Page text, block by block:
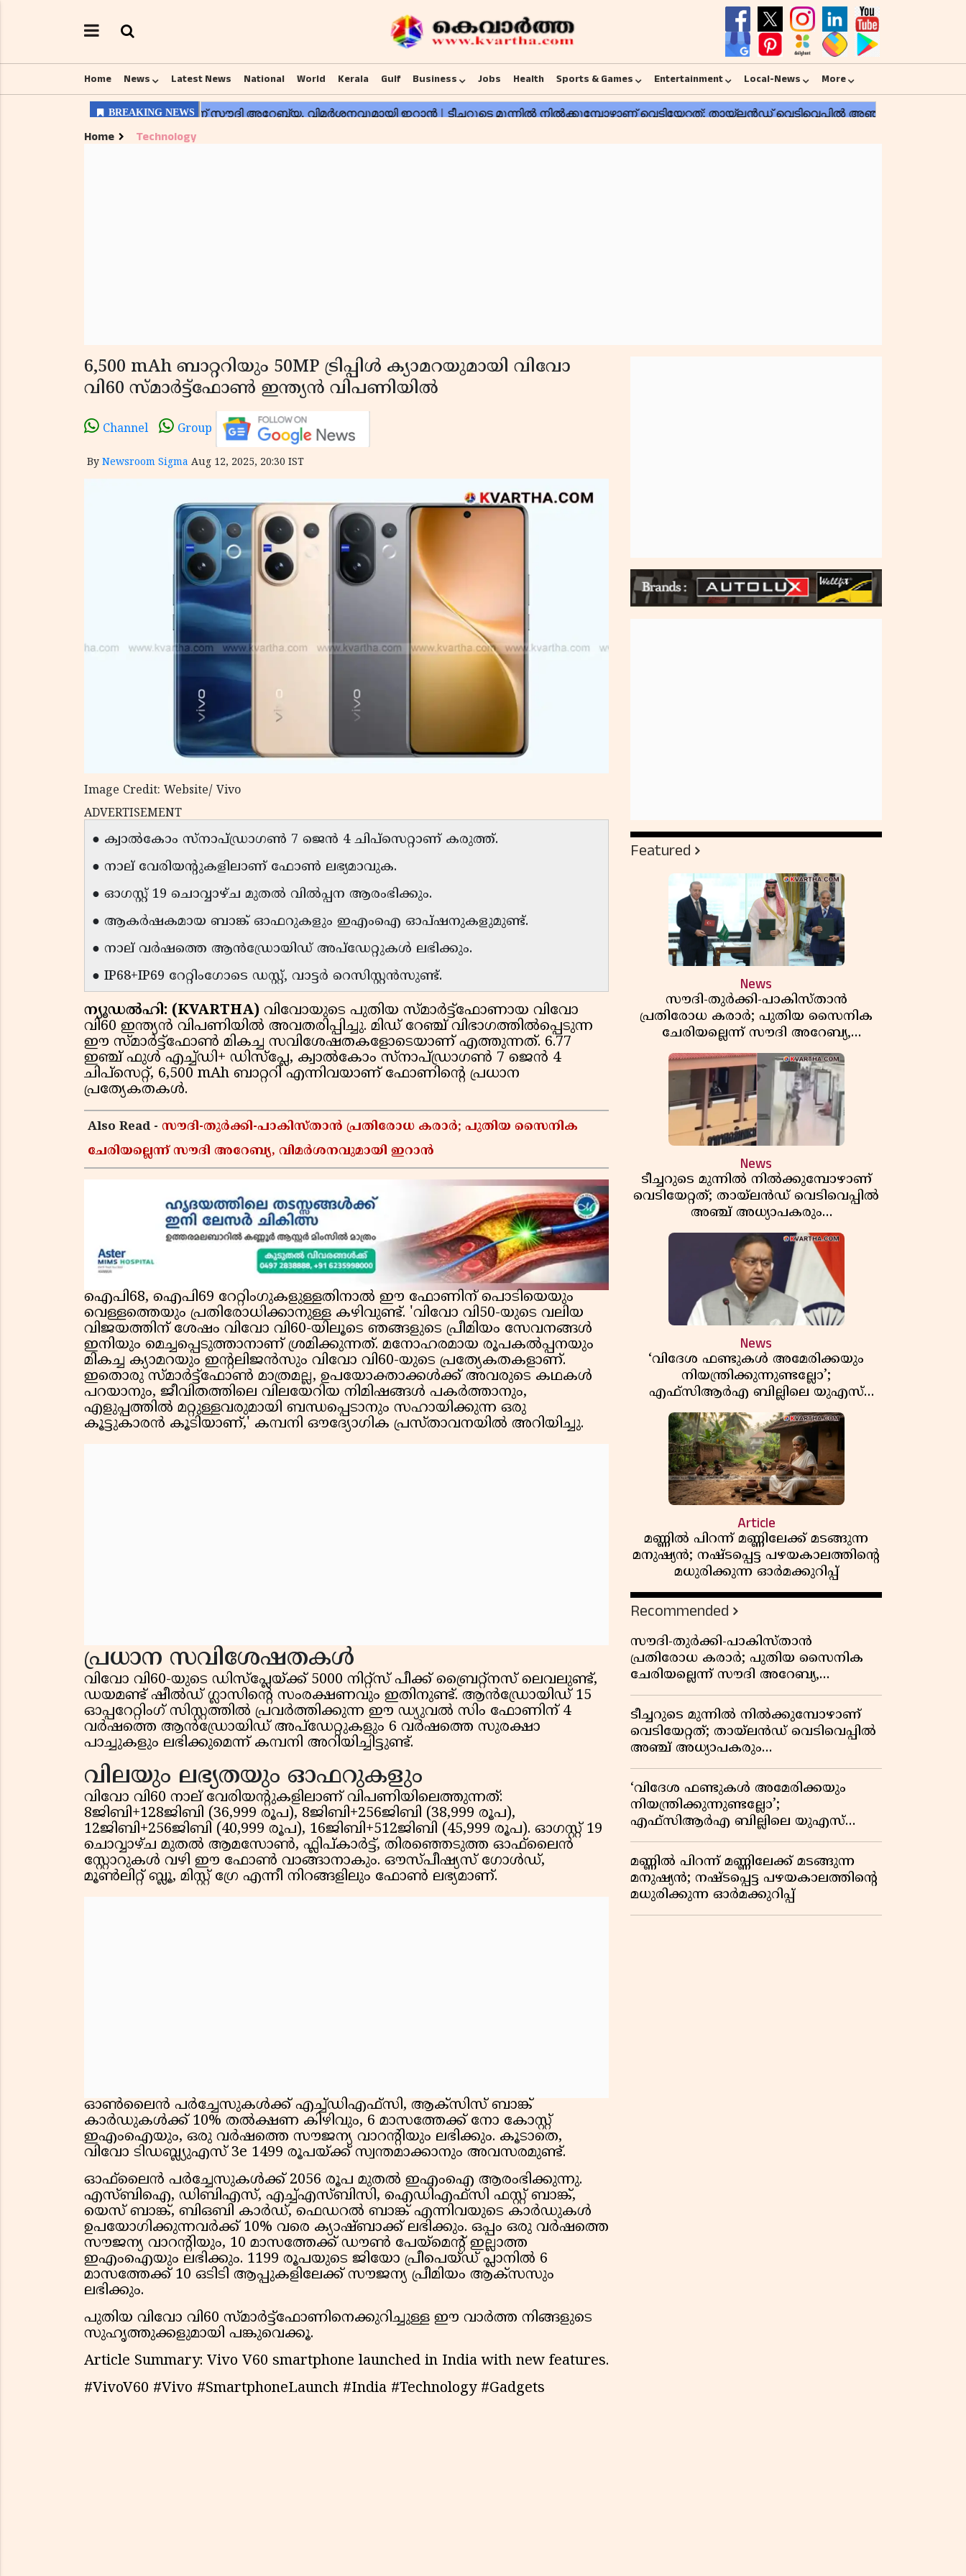
Home News Latest News National World Kerala Gulf Business Jobs Health Sports & Games Entertainment Local-News More
Home Technology
6,500 mAh ബാറ്ററിയും 50MP ട്രിപ്പിൾ ക്യാമറയുമായി വിവോ
വി60 സ്മാർട്ട്ഫോൺ ഇന്ത്യൻ വിപണിയിൽ
Channel Group
By Newsroom Sigma Aug 12, 2025, 20:30 IST
Image Credit: Website/ Vivo
ADVERTISEMENT
● ക്വാൽകോം സ്നാപ്ഡ്രാഗൺ 7 ജെൻ 4 ചിപ്‌സെറ്റാണ് കരുത്ത്.
● നാല് വേരിയന്റുകളിലാണ് ഫോൺ ലഭ്യമാവുക.
● ഓഗസ്റ്റ് 19 ചൊവ്വാഴ്ച മുതൽ വിൽപ്പന ആരംഭിക്കും.
● ആകർഷകമായ ബാങ്ക് ഓഫറുകളും ഇഎംഐ ഓപ്ഷനുകളുമുണ്ട്.
● നാല് വർഷത്തെ ആൻഡ്രോയിഡ് അപ്ഡേറ്റുകൾ ലഭിക്കും.
● IP68+IP69 റേറ്റിംഗോടെ ഡസ്റ്റ്, വാട്ടർ റെസിസ്റ്റൻസുണ്ട്.
ന്യൂഡൽഹി: (KVARTHA) വിവോയുടെ പുതിയ സ്മാർട്ട്ഫോണായ വിവോ
വി60 ഇന്ത്യൻ വിപണിയിൽ അവതരിപ്പിച്ചു. മിഡ് റേഞ്ച് വിഭാഗത്തിൽപ്പെടുന്ന
ഈ സ്മാർട്ട്ഫോൺ മികച്ച സവിശേഷതകളോടെയാണ് എത്തുന്നത്. 6.77
ഇഞ്ച് ഫുൾ എച്ച്ഡി+ ഡിസ്പ്ലേ, ക്വാൽകോം സ്നാപ്ഡ്രാഗൺ 7 ജെൻ 4
ചിപ്‌സെറ്റ്, 6,500 mAh ബാറ്ററി എന്നിവയാണ് ഫോണിന്റെ പ്രധാന
പ്രത്യേകതകൾ.
Also Read - സൗദി-തുർക്കി-പാകിസ്താൻ പ്രതിരോധ കരാർ; പുതിയ സൈനിക
ചേരിയല്ലെന്ന് സൗദി അറേബ്യ, വിമർശനവുമായി ഇറാൻ
ഐപി68, ഐപി69 റേറ്റിംഗുകളുള്ളതിനാൽ ഈ ഫോണിന് പൊടിയെയും
വെള്ളത്തെയും പ്രതിരോധിക്കാനുള്ള കഴിവുണ്ട്. 'വിവോ വി50-യുടെ വലിയ
വിജയത്തിന് ശേഷം വിവോ വി60-യിലൂടെ ഞങ്ങളുടെ പ്രീമിയം സേവനങ്ങൾ
ഇനിയും മെച്ചപ്പെടുത്താനാണ് ശ്രമിക്കുന്നത്. മനോഹരമായ രൂപകൽപ്പനയും
മികച്ച ക്യാമറയും ഇന്റലിജൻസും വിവോ വി60-യുടെ പ്രത്യേകതകളാണ്.
ഇതൊരു സ്മാർട്ട്‌ഫോൺ മാത്രമല്ല, ഉപയോക്താക്കൾക്ക് അവരുടെ കഥകൾ
പറയാനും, ജീവിതത്തിലെ വിലയേറിയ നിമിഷങ്ങൾ പകർത്താനും,
എളുപ്പത്തിൽ മറ്റുള്ളവരുമായി ബന്ധപ്പെടാനും സഹായിക്കുന്ന ഒരു
കൂട്ടുകാരൻ കൂടിയാണ്,' കമ്പനി ഔദ്യോഗിക പ്രസ്താവനയിൽ അറിയിച്ചു.
പ്രധാന സവിശേഷതകൾ
വിവോ വി60-യുടെ ഡിസ്പ്ലേയ്ക്ക് 5000 നിറ്റ്സ് പീക്ക് ബ്രൈറ്റ്നസ് ലെവലുണ്ട്,
ഡയമണ്ട് ഷീൽഡ് ഗ്ലാസിൻ്റെ സംരക്ഷണവും ഇതിനുണ്ട്. ആൻഡ്രോയിഡ് 15
ഓപ്പറേറ്റിംഗ് സിസ്റ്റത്തിൽ പ്രവർത്തിക്കുന്ന ഈ ഡ്യുവൽ സിം ഫോണിന് 4
വർഷത്തെ ആൻഡ്രോയിഡ് അപ്ഡേറ്റുകളും 6 വർഷത്തെ സുരക്ഷാ
പാച്ചുകളും ലഭിക്കുമെന്ന് കമ്പനി അറിയിച്ചിട്ടുണ്ട്.
വിലയും ലഭ്യതയും ഓഫറുകളും
വിവോ വി60 നാല് വേരിയന്റുകളിലാണ് വിപണിയിലെത്തുന്നത്:
8ജിബി+128ജിബി (36,999 രൂപ), 8ജിബി+256ജിബി (38,999 രൂപ),
12ജിബി+256ജിബി (40,999 രൂപ), 16ജിബി+512ജിബി (45,999 രൂപ). ഓഗസ്റ്റ് 19
ചൊവ്വാഴ്ച മുതൽ ആമസോൺ, ഫ്ലിപ്കാർട്ട്, തിരഞ്ഞെടുത്ത ഓഫ്‌ലൈൻ
സ്റ്റോറുകൾ വഴി ഈ ഫോൺ വാങ്ങാനാകും. ഔസ്പീഷ്യസ് ഗോൾഡ്,
മൂൺലിറ്റ് ബ്ലൂ, മിസ്റ്റ് ഗ്രേ എന്നീ നിറങ്ങളിലും ഫോൺ ലഭ്യമാണ്.
ഓൺലൈൻ പർച്ചേസുകൾക്ക് എച്ച്ഡിഎഫ്സി, ആക്സിസ് ബാങ്ക്
കാർഡുകൾക്ക് 10% തൽക്ഷണ കിഴിവും, 6 മാസത്തേക്ക് നോ കോസ്റ്റ്
ഇഎംഐയും, ഒരു വർഷത്തെ സൗജന്യ വാറന്റിയും ലഭിക്കും. കൂടാതെ,
വിവോ ടിഡബ്ല്യുഎസ് 3e 1499 രൂപയ്ക്ക് സ്വന്തമാക്കാനും അവസരമുണ്ട്.
ഓഫ്‌ലൈൻ പർച്ചേസുകൾക്ക് 2056 രൂപ മുതൽ ഇഎംഐ ആരംഭിക്കുന്നു.
എസ്ബിഐ, ഡിബിഎസ്, എച്ച്എസ്ബിസി, ഐഡിഎഫ്സി ഫസ്റ്റ് ബാങ്ക്,
യെസ് ബാങ്ക്, ബിഒബി കാർഡ്, ഫെഡറൽ ബാങ്ക് എന്നിവയുടെ കാർഡുകൾ
ഉപയോഗിക്കുന്നവർക്ക് 10% വരെ ക്യാഷ്ബാക്ക് ലഭിക്കും. ഒപ്പം ഒരു വർഷത്തെ
സൗജന്യ വാറന്റിയും, 10 മാസത്തേക്ക് ഡൗൺ പേയ്മെന്റ് ഇല്ലാത്ത
ഇഎംഐയും ലഭിക്കും. 1199 രൂപയുടെ ജിയോ പ്രീപെയ്ഡ് പ്ലാനിൽ 6
മാസത്തേക്ക് 10 ഒടിടി ആപ്പുകളിലേക്ക് സൗജന്യ പ്രീമിയം ആക്സസും
ലഭിക്കും.
പുതിയ വിവോ വി60 സ്മാർട്ട്ഫോണിനെക്കുറിച്ചുള്ള ഈ വാർത്ത നിങ്ങളുടെ
സുഹൃത്തുക്കളുമായി പങ്കുവെക്കൂ.
Article Summary: Vivo V60 smartphone launched in India with new features.
#VivoV60 #Vivo #SmartphoneLaunch #India #Technology #Gadgets
Featured
News
സൗദി-തുർക്കി-പാകിസ്താൻ
പ്രതിരോധ കരാർ; പുതിയ സൈനിക
ചേരിയല്ലെന്ന് സൗദി അറേബ്യ,
വിമർശനവുമായി ഇറാൻ
News
ടീച്ചറുടെ മുന്നിൽ നിൽക്കുമ്പോഴാണ്
വെടിയേറ്റത്; തായ്‌ലൻഡ് വെടിവെപ്പിൽ
അഞ്ച് അധ്യാപകരും
മുത്തശ്ശീമുത്തശ്ശന്മാരും കൊല്ലപ്പെട്ടു,
മരണസംഖ്യ 7; ഞെട്ടിക്കുന്ന
വെളിപ്പെടുത്തലുകൾ
News
‘വിദേശ ഫണ്ടുകൾ അമേരിക്കയും
നിയന്ത്രിക്കുന്നുണ്ടല്ലോ’;
എഫ്സിആർഎ ബില്ലിലെ യുഎസ്
വിമർശനങ്ങൾക്ക് മറുപടിയുമായി ഇന്ത്യ
Article
മണ്ണിൽ പിറന്ന് മണ്ണിലേക്ക് മടങ്ങുന്ന
മനുഷ്യൻ; നഷ്ടപ്പെട്ട പഴയകാലത്തിൻ്റെ
മധുരിക്കുന്ന ഓർമക്കുറിപ്പ്
Recommended
സൗദി-തുർക്കി-പാകിസ്താൻ
പ്രതിരോധ കരാർ; പുതിയ സൈനിക
ചേരിയല്ലെന്ന് സൗദി അറേബ്യ,
വിമർശനവുമായി ഇറാൻ
ടീച്ചറുടെ മുന്നിൽ നിൽക്കുമ്പോഴാണ്
വെടിയേറ്റത്; തായ്‌ലൻഡ് വെടിവെപ്പിൽ
അഞ്ച് അധ്യാപകരും
മുത്തശ്ശീമുത്തശ്ശന്മാരും കൊല്ലപ്പെട്ടു,
മരണസംഖ്യ 7; ഞെട്ടിക്കുന്ന
വെളിപ്പെടുത്തലുകൾ
‘വിദേശ ഫണ്ടുകൾ അമേരിക്കയും
നിയന്ത്രിക്കുന്നുണ്ടല്ലോ’;
എഫ്സിആർഎ ബില്ലിലെ യുഎസ്
വിമർശനങ്ങൾക്ക് മറുപടിയുമായി ഇന്ത്യ
മണ്ണിൽ പിറന്ന് മണ്ണിലേക്ക് മടങ്ങുന്ന
മനുഷ്യൻ; നഷ്ടപ്പെട്ട പഴയകാലത്തിൻ്റെ
മധുരിക്കുന്ന ഓർമക്കുറിപ്പ്